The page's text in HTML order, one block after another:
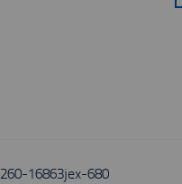
260-16863jex-680